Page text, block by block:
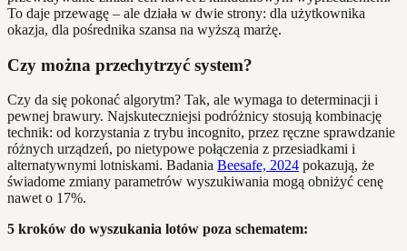
To daje przewagę – ale działa w dwie strony: dla użytkownika
okazja, dla pośrednika szansa na wyższą marżę.
Czy można przechytrzyć system?
Czy da się pokonać algorytm? Tak, ale wymaga to determinacji i
pewnej brawury. Najskuteczniejsi podróżnicy stosują kombinację
technik: od korzystania z trybu incognito, przez ręczne sprawdzanie
różnych urządzeń, po nietypowe połączenia z przesiadkami i
alternatywnymi lotniskami. Badania Beesafe, 2024 pokazują, że
świadome zmiany parametrów wyszukiwania mogą obniżyć cenę
nawet o 17%.
5 kroków do wyszukania lotów poza schematem: